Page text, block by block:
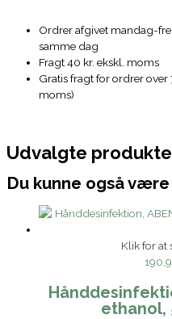
Ordrer afgivet mandag-
samme dag
Fragt 40 kr. ekskl. moms
Gratis fragt for ordrer over
moms)
Udvalgte
Du kunne også
Klik for
ethanol,